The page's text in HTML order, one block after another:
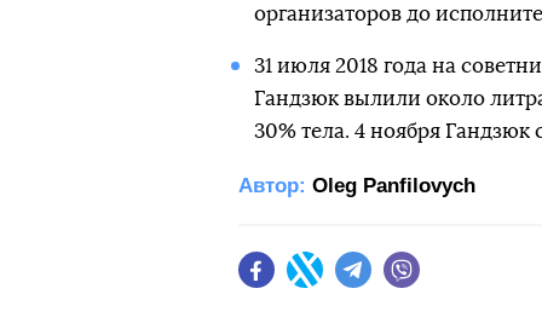
организаторов до
31 июля 2018 года на
Гандзюк вылили около
30% тела. 4 ноября Гандзюк
Автор: Oleg Panfilovych
FacebookTwitter Telegram